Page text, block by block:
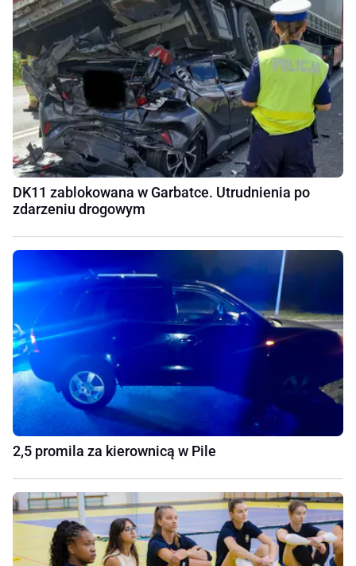
DK11 zablokowana w Garbatce. Utrudnienia po
zdarzeniu drogowym
2,5 promila za kierownicą w Pile